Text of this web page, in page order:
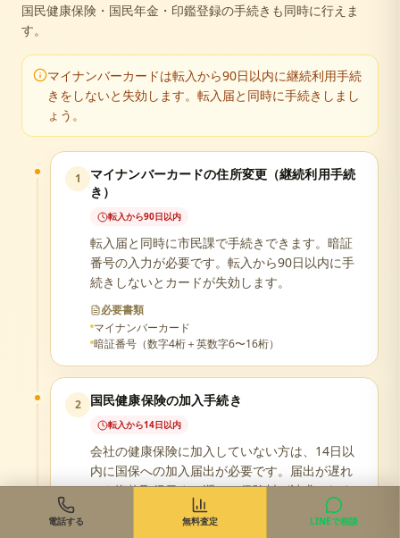
国民健康保険・国民年金・印鑑登録の手続きも同時に行えま
す。
マイナンバーカードは転入から90日以内に継続利用手続
きをしないと失効します。転入届と同時に手続きしまし
ょう。
1
マイナンバーカードの住所変更（継続利用手続
き）
転入から90日以内
転入届と同時に市民課で手続きできます。暗証
番号の入力が必要です。転入から90日以内に手
続きしないとカードが失効します。
必要書類
マイナンバーカード
暗証番号（数字4桁＋英数字6〜16桁）
2 国民健康保険の加入手続き
転入から14日以内
会社の健康保険に加入していない方は、14日以
内に国保への加入届出が必要です。届出が遅れ
ても資格取得日まで遡って保険料が請求されま
電話する 無料査定 LINEで相談